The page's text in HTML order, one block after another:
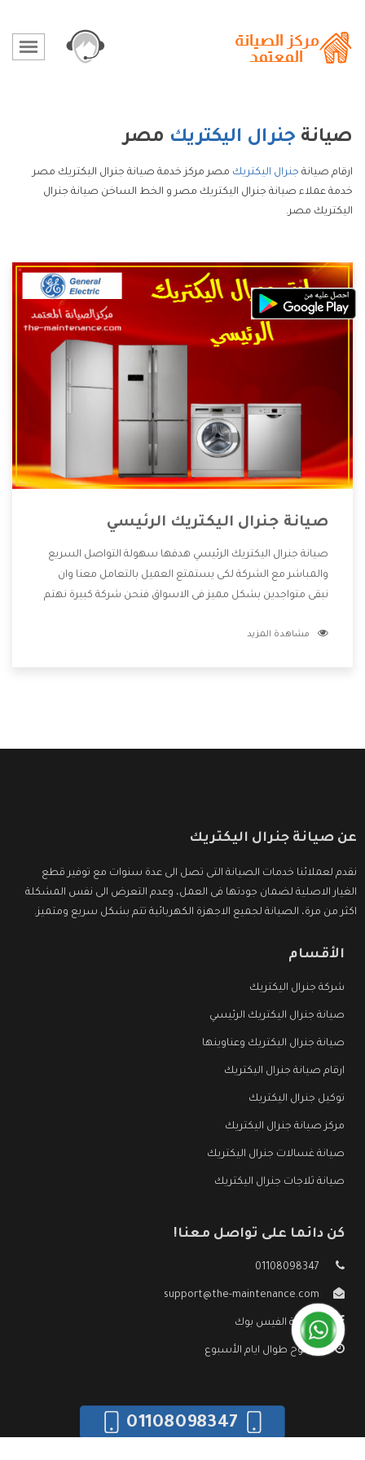
صيانة جنرال اليكتريك مصر
ارقام صيانة جنرال اليكتريك مصر مركز خدمة صيانة جنرال اليكتريك مصر
خدمة عملاء صيانة جنرال اليكتريك مصر و الخط الساخن صيانة جنرال
اليكتريك مصر.
صيانة جنرال اليكتريك الرئيسي
صيانة جنرال اليكتريك الرئيسي هدفها سهولة التواصل السريع
والمباشر مع الشركة لكى يستمتع العميل بالتعامل معنا وان
نبقى متواجدين بشكل مميز فى الاسواق فنحن شركة كبيرة نهتم
الشركة بها والتى تكون منها خدمة الصيانة التى تكون من أهم
مشاهدة المزيد
عن صيانة جنرال اليكتريك
نقدم لعملائنا خدمات الصيانة التى تصل الى عدة سنوات مع توفير قطع
الغيار الاصلية لضمان جودتها فى العمل، وعدم التعرض الى نفس المشكلة
اكثر من مرة، الصيانة لجميع الاجهزة الكهربائية تتم بشكل سريع ومتميز.
الأقسام
شركة جنرال اليكتريك
صيانة جنرال اليكتريك الرئيسي
صيانة جنرال اليكتريك وعناوينها
ارقام صيانة جنرال اليكتريك
توكيل جنرال اليكتريك
مركز صيانة جنرال اليكتريك
صيانة غسالات جنرال اليكتريك
صيانة ثلاجات جنرال اليكتريك
كن دائما على تواصل معنا!
01108098347
support@the-maintenance.com
صفحة الفيس بوك
مفتوح طوال ايام الأسبوع
01108098347